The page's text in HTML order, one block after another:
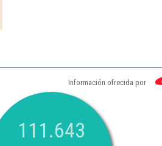
Información ofrecida por
111.643